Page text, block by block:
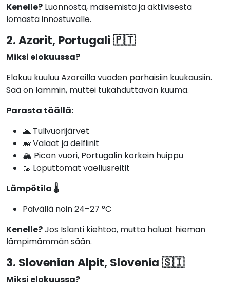
Kenelle? Luonnosta, maisemista ja aktiivisesta
lomasta innostuvalle.
2. Azorit, Portugali 🇵🇹
Miksi elokuussa?
Elokuu kuuluu Azoreilla vuoden parhaisiin kuukausiin.
Sää on lämmin, muttei tukahduttavan kuuma.
Parasta täällä:
🌋 Tulivuorijärvet
🐋 Valaat ja delfiinit
🏔️ Picon vuori, Portugalin korkein huippu
🥾 Loputtomat vaellusreitit
Lämpötila 🌡️
Päivällä noin 24–27 °C
Kenelle?Jos Islanti kiehtoo, mutta haluat hieman
lämpimämmän sään.
3. Slovenian Alpit, Slovenia 🇸🇮
Miksi elokuussa?